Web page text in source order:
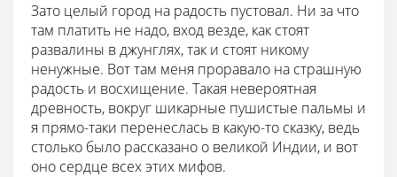
Зато целый город на радость пустовал. Ни за что
там платить не надо, вход везде, как стоят
развалины в джунглях, так и стоят никому
ненужные. Вот там меня проравало на страшную
радость и восхищение. Такая невероятная
древность, вокруг шикарные пушистые пальмы и
я прямо-таки перенеслась в какую-то сказку, ведь
столько было рассказано о великой Индии, и вот
оно сердце всех этих мифов.